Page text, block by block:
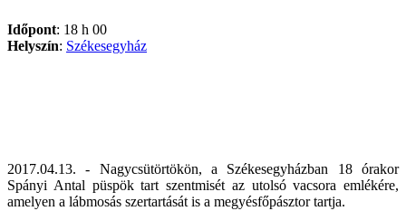
Időpont: 18 h 00
Helyszín: Székesegyház
2017.04.13. - Nagycsütörtökön, a Székesegyházban 18 órakor
Spányi Antal püspök tart szentmisét az utolsó vacsora emlékére,
amelyen a lábmosás szertartását is a megyésfőpásztor tartja.